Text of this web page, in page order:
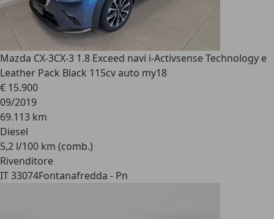
Mazda CX-3CX-3 1.8 Exceed navi i-Activsense Technology e
Leather Pack Black 115cv auto my18
€ 15.900
09/2019
69.113 km
Diesel
5,2 l/100 km (comb.)
Rivenditore
IT 33074Fontanafredda - Pn